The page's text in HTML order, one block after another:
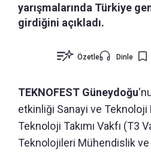
yarışmalarında Türkiye
girdiğini açıkladı.
Özetle Dinle
TEKNOFEST Güneydoğu
etkinliği Sanayi ve Teknoloji
Teknoloji Takımı Vakfı (T3
Teknolojileri Mühendislik